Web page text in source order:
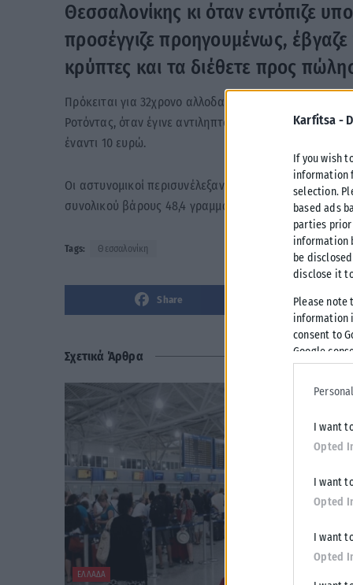
Karfitsa -
If you wish
information
selection.
based ads
parties
information
be
disclose it
Please note
information
consent to
Google
I want
Opted
I want
Opted
I want
Opted
Θεσσαλονίκης κι όταν εντόπιζε
προσέγγιζε προηγουμένως,
κρύπτες και τα διέθετε προς
Πρόκειται για 32χρονο αλλοδαπό, ο οποίος
Ροτόντας, όταν έγινε αντιληπτός από αστυνομικούς
έναντι 10 ευρώ.
Οι αστυνομικοί περισυνέλεξαν από τις υδρορροές –
συνολικού βάρους 48,4 γραμμαρίων καθώς κι ένα
Tags: Θεσσαλονίκη
Share
Σχετικά Άρθρα
ΕΛΛΆΔΑ